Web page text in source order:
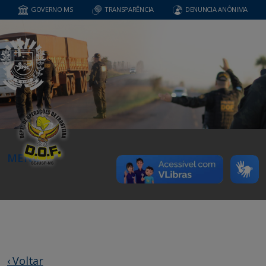
GOVERNO MS TRANSPARÊNCIA DENUNCIA ANÔNIMA
MENU
‹ Voltar